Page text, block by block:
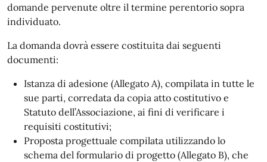
domande pervenute oltre il termine perentorio sopra
individuato.
La domanda dovrà essere costituita dai seguenti
documenti:
Istanza di adesione (Allegato A), compilata in tutte le
sue parti, corredata da copia atto costitutivo e
Statuto dell’Associazione, ai fini di verificare i
requisiti costitutivi;
Proposta progettuale compilata utilizzando lo
schema del formulario di progetto (Allegato B), che